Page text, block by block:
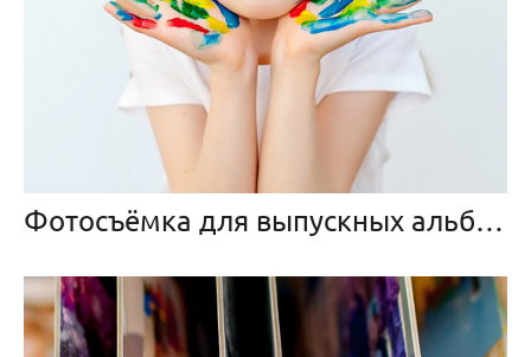
Фотосъёмка для выпускных альбомов. Детский сад.